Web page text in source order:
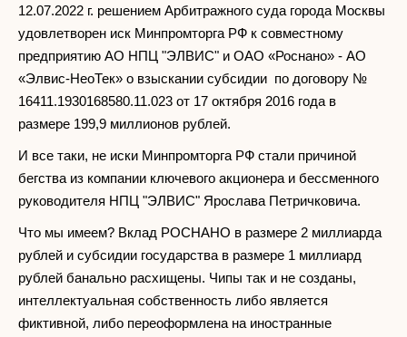
12.07.2022 г. решением Арбитражного суда города Москвы
удовлетворен иск Минпромторга РФ к совместному
предприятию АО НПЦ "ЭЛВИС" и ОАО «Роснано» - АО
«Элвис-НеоТек» о взыскании субсидии по договору №
16411.1930168580.11.023 от 17 октября 2016 года в
размере 199,9 миллионов рублей.
И все таки, не иски Минпромторга РФ стали причиной
бегства из компании ключевого акционера и бессменного
руководителя НПЦ "ЭЛВИС" Ярослава Петричковича.
Что мы имеем? Вклад РОСНАНО в размере 2 миллиарда
рублей и субсидии государства в размере 1 миллиард
рублей банально расхищены. Чипы так и не созданы,
интеллектуальная собственность либо является
фиктивной, либо переоформлена на иностранные